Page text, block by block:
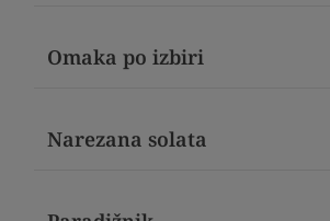
Omaka po izbiri
Narezana solata